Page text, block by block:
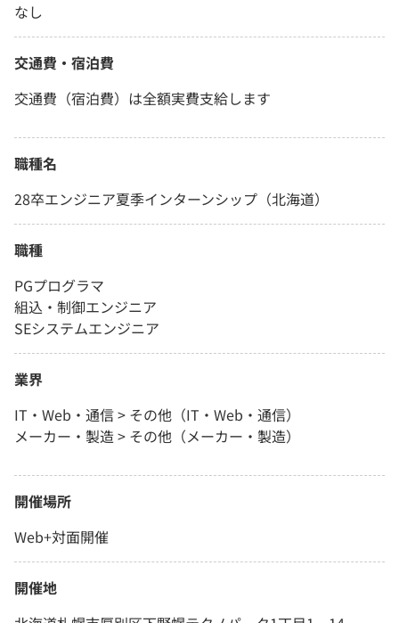
なし
交通費・宿泊費
交通費（宿泊費）は全額実費支給します
職種名
28卒エンジニア夏季インターンシップ（北海道）
職種
PGプログラマ
組込・制御エンジニア
SEシステムエンジニア
業界
IT・Web・通信 > その他（IT・Web・通信）
メーカー・製造 > その他（メーカー・製造）
開催場所
Web+対面開催
開催地